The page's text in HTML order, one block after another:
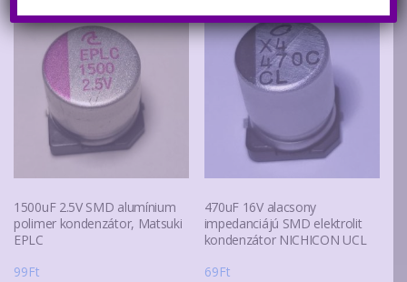
1500uF 2.5V SMD alumínium
polimer kondenzátor, Matsuki
EPLC
99Ft
470uF 16V alacsony
impedanciájú SMD elektrolit
kondenzátor NICHICON UCL
69Ft